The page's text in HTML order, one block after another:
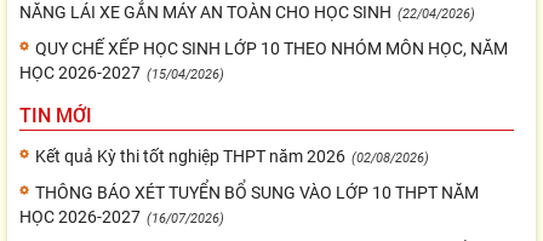
NĂNG LÁI XE GẮN MÁY AN TOÀN CHO HỌC SINH (22/04/2026)
QUY CHẾ XẾP HỌC SINH LỚP 10 THEO NHÓM MÔN HỌC, NĂM
HỌC 2026-2027 (15/04/2026)
TIN MỚI
Kết quả Kỳ thi tốt nghiệp THPT năm 2026 (02/08/2026)
THÔNG BÁO XÉT TUYỂN BỔ SUNG VÀO LỚP 10 THPT NĂM
HỌC 2026-2027 (16/07/2026)